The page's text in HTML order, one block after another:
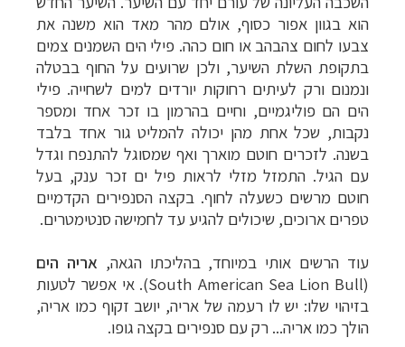
הוא בגוון אפור כסוף, אולם מהר מאד הוא משנה את
צבעו לחום צהבהב או חום כהה. פילי הים השמנים צמים
בתקופת השלת השיער, ולכן שרועים על החוף בבטלה
ונמנום ורק לעיתים רחוקות יורדים למים לשחייה. פילי
הים הם פוליגמיים, וחיים בהרמון בו זכר אחד ומספר
נקבות, שכל אחת מהן יכולה להמליט גור אחד בלבד
בשנה. לזכרים חוטם מוארך ואף שמסוגל להתנפח וגדל
עם הגיל. התמזל מזלי לראות פיל ים זכר ענק, בעל
חוטם מרשים כשעלה לחוף. בקצה הסנפירים הקדמיים
טפרים ארוכים, שיכולים להגיע עד לחמישה סנטימטרים.
עוד הרשים אותי במיוחד, בהליכתו הגאה, אריה הים
(
South American Sea Lion Bull). אי אפשר לטעות
בזיהוי שלו: יש לו רעמה של אריה, יושב זקוף כמו אריה,
הולך כמו אריה... רק עם סנפירים בקצה גופו.